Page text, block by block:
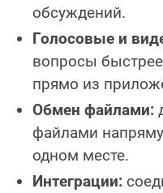
обсуждений.
Голосовые и
вопросы
прямо из
Обмен файлами:
файлами
одном месте.
Интеграции: